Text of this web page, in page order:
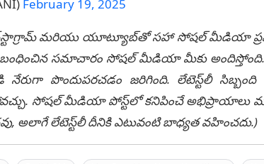
February 19, 2025
మరియు యూట్యూబ్‌తో సహా సోషల్ మీడియా
సమాచారం సోషల్ మీడియా మీకు
పొందుపరచడం జరిగింది. లేటెస్ట్‌లీ
సోషల్ మీడియా పోస్ట్‌లో కనిపించే అభిప్రాయాలు
అలాగే లేటెస్ట్‌లీ దీనికి ఎటువంటి బాధ్యత వహించదు.)